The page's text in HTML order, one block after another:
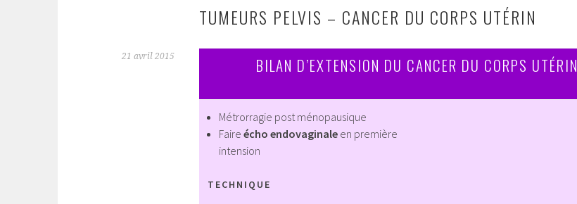
TUMEURS PELVIS – CANCER DU CORPS UTÉRIN
21 avril 2015 BILAN D’EXTENSION DU CANCER DU CORPS UTÉRIN
Métrorragie post ménopausique
Faire écho endovaginale en première
intension
TECHNIQUE